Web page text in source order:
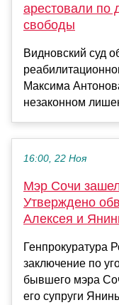
арестовали по
свободы
Видновский суд
Максима
незаконном
16:00, 22 Ноя
Мэр Сочи
Утверждено
Алексея и
Генпрокуратура
заключение по
бывшего мэра
его супруги